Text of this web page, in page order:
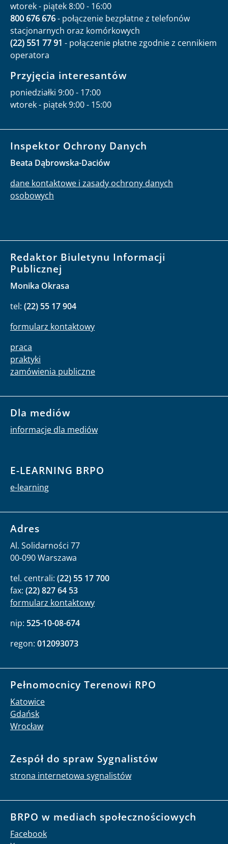
wtorek - piątek 8:00 - 16:00
800 676 676- połączenie bezpłatne z telefonów
stacjonarnych oraz komórkowych
(22) 551 77 91 - połączenie płatne zgodnie z cennikiem
operatora
Przyjęcia interesantów
poniedziałki 9:00 - 17:00
wtorek - piątek 9:00 - 15:00
Inspektor Ochrony Danych
Beata Dąbrowska-Daciów
dane kontaktowe i zasady ochrony danych
osobowych
Redaktor Biuletynu Informacji
Publicznej
Monika Okrasa
tel: (22) 55 17 904
formularz kontaktowy
praca
praktyki
zamówienia publiczne
Dla mediów
informacje dla mediów
E-LEARNING BRPO
e-learning
Adres
Al. Solidarności 77
00-090 Warszawa
tel. centrali: (22) 55 17 700
fax: (22) 827 64 53
formularz kontaktowy
nip: 525-10-08-674
regon: 012093073
Pełnomocnicy Terenowi RPO
Katowice
Gdańsk
Wrocław
Zespół do spraw Sygnalistów
strona internetowa sygnalistów
BRPO w mediach społecznościowych
Facebook